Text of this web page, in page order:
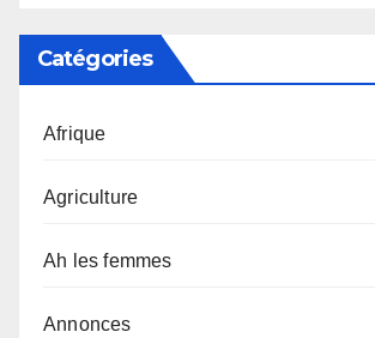
Catégories
Afrique
Agriculture
Ah les femmes
Annonces